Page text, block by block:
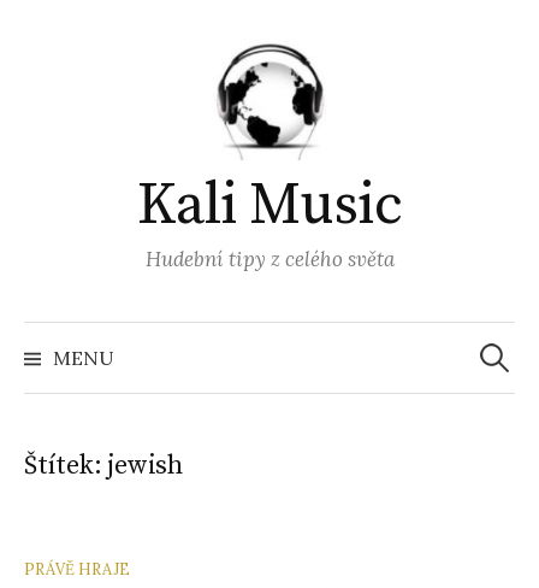
Kali Music
Hudební tipy z celého světa
MENU
Štítek: jewish
PRÁVĚ HRAJE